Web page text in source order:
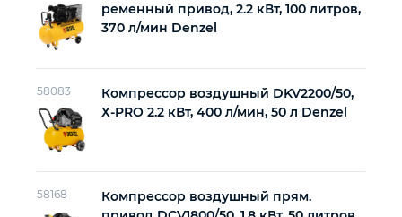
Автомобильный инструмент
Крепежный инструмент
ременный привод, 2.2 кВт, 100 литров,
370 л/мин Denzel
58083
Компрессор воздушный DKV2200/50,
Х-PRO 2.2 кВт, 400 л/мин, 50 л Denzel
58168
Компрессор воздушный прям.